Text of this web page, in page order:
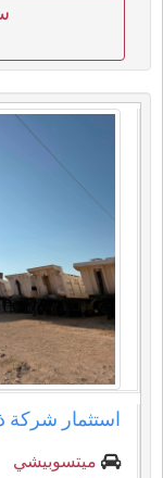
استثمار
ميتسوبيشي